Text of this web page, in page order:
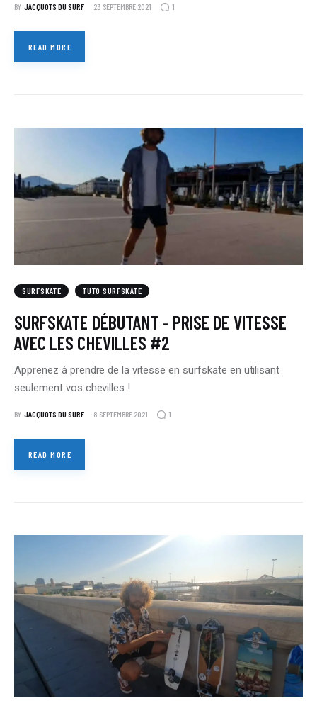
BY JACQUOTS DU SURF 23 SEPTEMBRE 2021 1
READ MORE
SURFSKATE TUTO SURFSKATE
SURFSKATE DÉBUTANT – PRISE DE VITESSE
AVEC LES CHEVILLES #2
Apprenez à prendre de la vitesse en surfskate en utilisant
seulement vos chevilles !
BY JACQUOTS DU SURF 8 SEPTEMBRE 2021 1
READ MORE